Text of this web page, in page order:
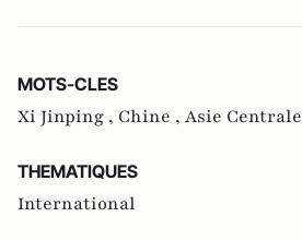
MOTS-CLES
Xi Jinping , Chine , Asie Centrale
THEMATIQUES
International